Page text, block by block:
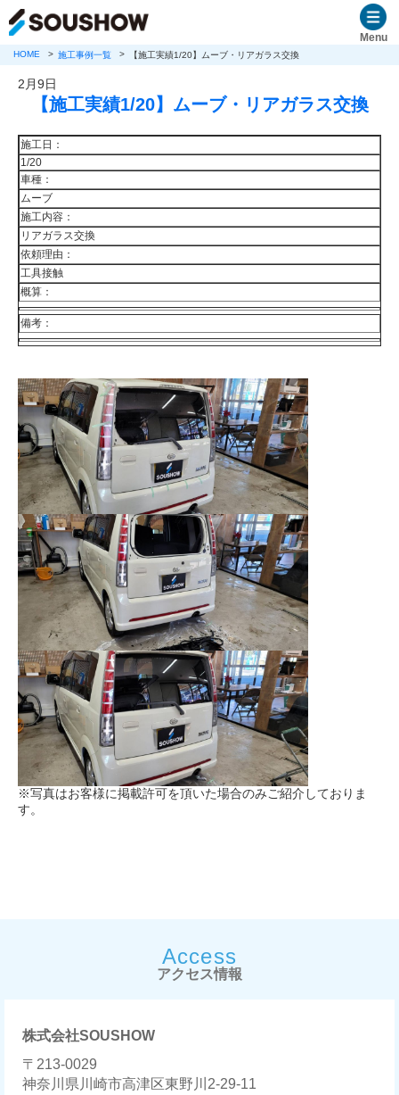
Menu
HOME 施工事例一覧 【施工実績1/20】ムーブ・リアガラス交換
2月9日
【施工実績1/20】ムーブ・リアガラス交換
施工日：
1/20
車種：
ムーブ
施工内容：
リアガラス交換
依頼理由：
工具接触
概算：
備考：
※写真はお客様に掲載許可を頂いた場合のみご紹介しておりま
す。
Access
アクセス情報
株式会社SOUSHOW
〒213-0029
神奈川県川崎市高津区東野川2-29-11